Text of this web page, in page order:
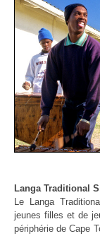
Langa Traditional
Le Langa
jeunes filles et de
périphérie de Cape